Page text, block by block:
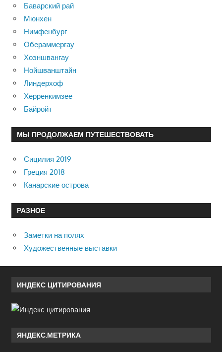
Баварский рай
Мюнхен
Нимфенбург
Обераммергау
Хоэншвангау
Нойшванштайн
Линдерхоф
Херренкимзее
Байройт
МЫ ПРОДОЛЖАЕМ ПУТЕШЕСТВОВАТЬ
Сицилия 2019
Греция 2018
Канарские острова
РАЗНОЕ
Заметки на полях
Художественные выставки
ИНДЕКС ЦИТИРОВАНИЯ
ЯНДЕКС.МЕТРИКА